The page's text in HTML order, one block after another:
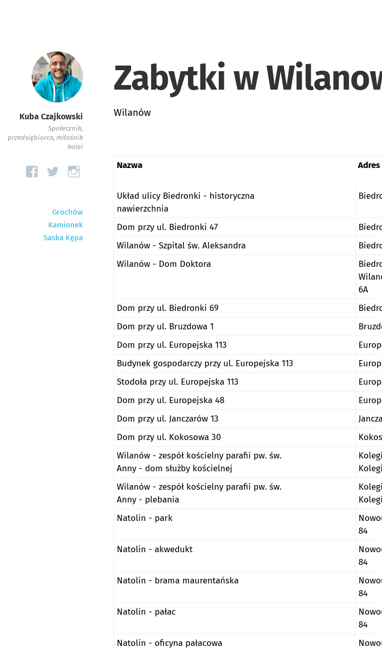
Kuba Czajkowski
Społecznik,
przedsiębiorca, miłośnik
kolei
Grochów
Kamionek
Saska Kępa
Zabytki w
Wilanów
Nazwa Adres
Układ ulicy Biedronki - historyczna
nawierzchnia
Dom przy ul. Biedronki 47
Wilanów - Szpital św. Aleksandra
Wilanów - Dom Doktora
6A
Dom przy ul. Biedronki 69
Dom przy ul. Bruzdowa 1
Dom przy ul. Europejska 113
Budynek gospodarczy przy ul. Europejska 113
Stodoła przy ul. Europejska 113
Dom przy ul. Europejska 48
Dom przy ul. Janczarów 13
Dom przy ul. Kokosowa 30
Wilanów - zespół kościelny parafii pw. św.
Anny - dom służby kościelnej
Wilanów - zespół kościelny parafii pw. św.
Anny - plebania
Natolin - park
84
Natolin - akwedukt
84
Natolin - brama maurentańska
84
Natolin - pałac
84
Natolin - oficyna pałacowa